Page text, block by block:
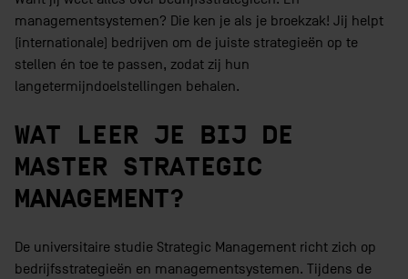
managementsystemen? Die ken je als je broekzak! Jij helpt
(internationale) bedrijven om de juiste strategieën op te
stellen én toe te passen, zodat zij hun
langetermijndoelstellingen behalen.
WAT LEER JE BIJ DE
MASTER STRATEGIC
MANAGEMENT?
De universitaire studie Strategic Management richt zich op
bedrijfsstrategieën en managementsystemen. Tijdens de